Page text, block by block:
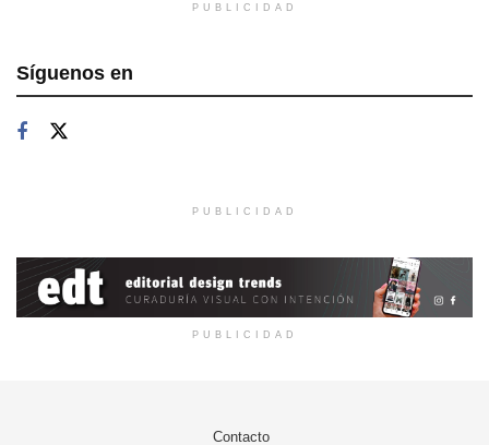
PUBLICIDAD
Síguenos en
PUBLICIDAD
PUBLICIDAD
Contacto